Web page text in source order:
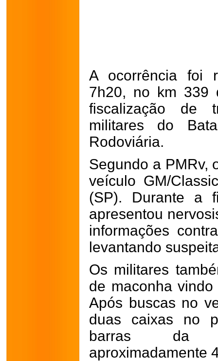
A ocorrência foi
7h20, no km 339
fiscalização de
militares do
Rodoviária.
Segundo a PMRv,
veículo GM/
(SP). Durante a
apresentou
informações
levantando
Os militares
de maconha
Após buscas no
duas caixas no
barras da
aproximadamente